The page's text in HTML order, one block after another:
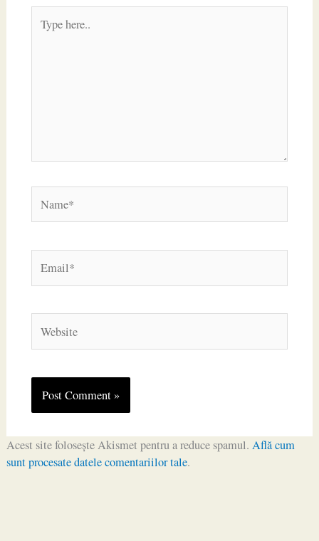
here..
Acest site folosește Akismet pentru a reduce spamul. Află cum
sunt procesate datele comentariilor tale.